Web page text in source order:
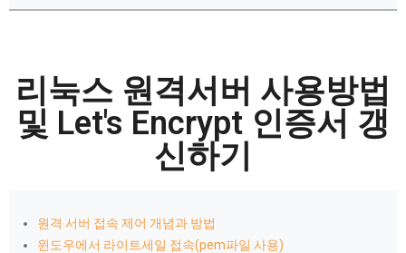
리눅스 원격서버 사용방법
및 Let's Encrypt 인증서 갱
신하기
원격 서버 접속 제어 개념과 방법
윈도우에서 라이트세일 접속(pem파일 사용)